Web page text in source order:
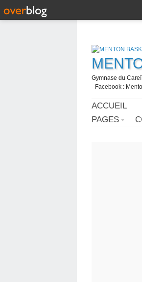
Gymnase du
- Facebook :
ACCUEIL
PAGES